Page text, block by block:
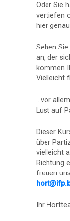
Oder Sie
vertiefen
hier
Sehen
an, der
kommen
Vielleicht
...vor
Lust auf
Dieser
über
vielleicht
Richtung
freuen
Ihr